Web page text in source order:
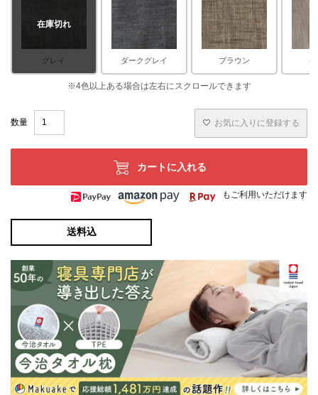
グレイ
在庫切れ
ダークグレイ ブラウン ベ
お気に入りに登録する
カートに入れる
もご利用いただけます
送料込